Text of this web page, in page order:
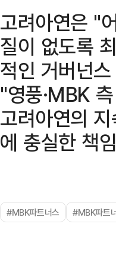
고려아연은 "
질이 없도록
적인 거버넌
"영풍·MBK
고려아연의
에 충실한 책
#MBK파트너스 #MBK파트